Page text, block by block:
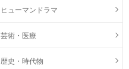
ヒューマンドラマ
芸術・医療
歴史・時代物